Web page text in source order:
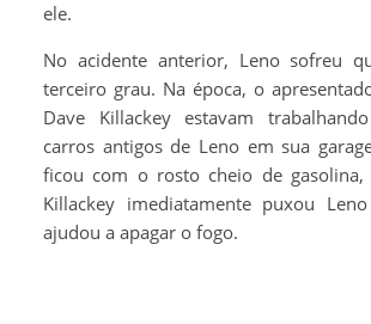
ele.
No acidente anterior, Leno sofreu
terceiro grau. Na época, o
Dave Killackey estavam
carros antigos de Leno em sua
ficou com o rosto cheio de gasolina,
Killackey imediatamente puxou
ajudou a apagar o fogo.